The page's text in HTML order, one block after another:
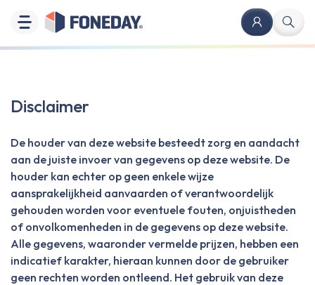
Disclaimer
De houder van deze website besteedt zorg en aandacht
aan de juiste invoer van gegevens op deze website. De
houder kan echter op geen enkele wijze
aansprakelijkheid aanvaarden of verantwoordelijk
gehouden worden voor eventuele fouten, onjuistheden
of onvolkomenheden in de gegevens op deze website.
Alle gegevens, waaronder vermelde prijzen, hebben een
indicatief karakter, hieraan kunnen door de gebruiker
geen rechten worden ontleend. Het gebruik van deze